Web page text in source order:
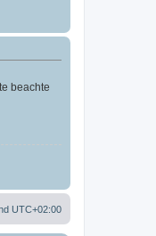
beachte
UTC+02:00